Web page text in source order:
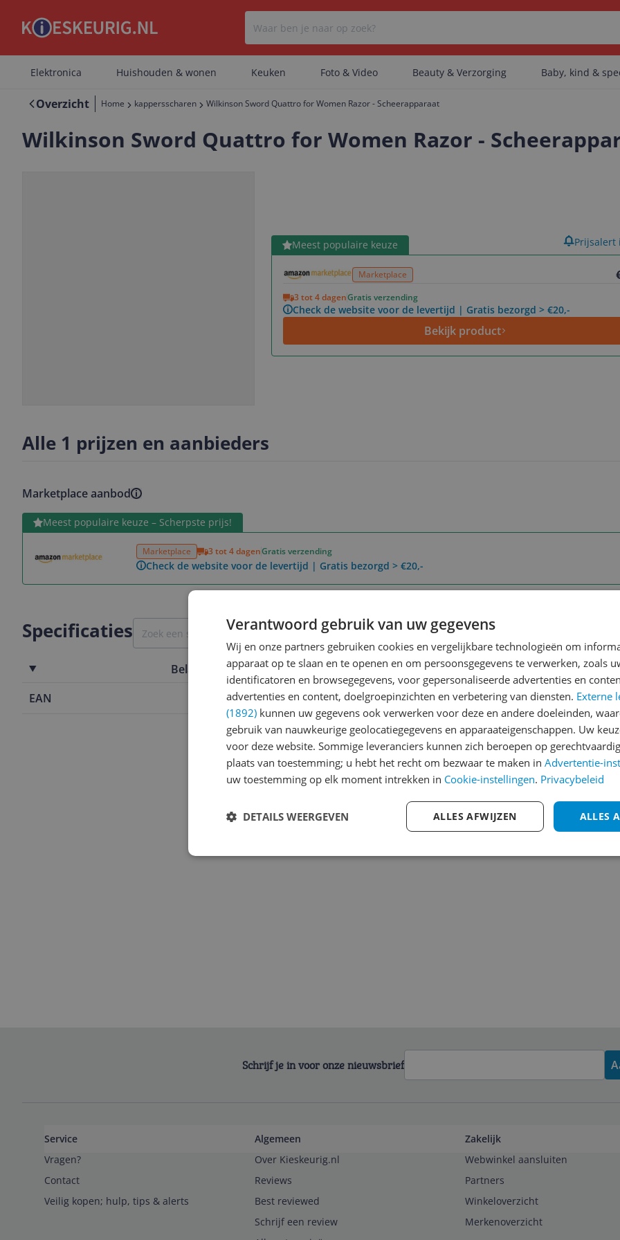
Er zijn geen categorieën gevonden.
Er zijn geen artikelen gevonden.
Elektronica Huishouden & wonen Keuken Foto & Video Beauty & Verzorging Baby, kind &
Overzicht Home kappersscharen Wilkinson Sword Quattro for Women Razor - Scheerapparaat
Wilkinson Sword Quattro for Women Razor -
Meest populaire keuze
Marketplace
3 tot 4 dagenGratis verzending
Check de website voor de levertijd | Gratis bezorgd > €20,-
Bekijk product
Bekijk product Prijsalert
Alle 1 prijzen en aanbieders
Marketplace aanbod
Meest populaire keuze – Scherpste prijs!
Marketplace 3 tot 4 dagenGratis verzending
Check de website voor de levertijd | Gratis bezorgd > €20,-
Bekijk product
Specificaties
Belangrijkste kenmerken
EAN
4027800038077
Reviews
Er zijn nog geen
Heb jij dit product in bezit
met het schrijven van je
een review gemiddeld
andere bezoekers een
€250,-!Klik hier voor de
Cijfer
Welk cijfer geef jij dit
2
Schrijf je in voor onze nieuwsbrief
Service
Vragen?
Contact
Veilig kopen; hulp, tips & alerts
Algemeen
Over Kieskeurig.nl
Reviews
Best reviewed
Schrijf een review
Zakelijk
Webwinkel aansluiten
Partners
Winkeloverzicht
Merkenoverzicht
Verantwoord gebruik van uw gegevens
Wij en onze partners gebruiken cookies en vergelijkbare technologieën om
apparaat op te slaan en te openen en om persoonsgegevens te verwerken, zoals
identificatoren en browsegegevens, voor gepersonaliseerde advertenties en
advertenties en content, doelgroepinzichten en verbetering van diensten. Externe
(1892) kunnen uw gegevens ook verwerken voor deze en andere doeleinden,
gebruik van nauwkeurige geolocatiegegevens en apparaateigenschappen. Uw
voor deze website. Sommige leveranciers kunnen zich beroepen op
plaats van toestemming; u hebt het recht om bezwaar te maken in Advertentie-
uw toestemming op elk moment intrekken in Cookie-instellingen. Privacybeleid
ALLES
ALLES AFWIJZEN
DETAILS WEERGEVEN